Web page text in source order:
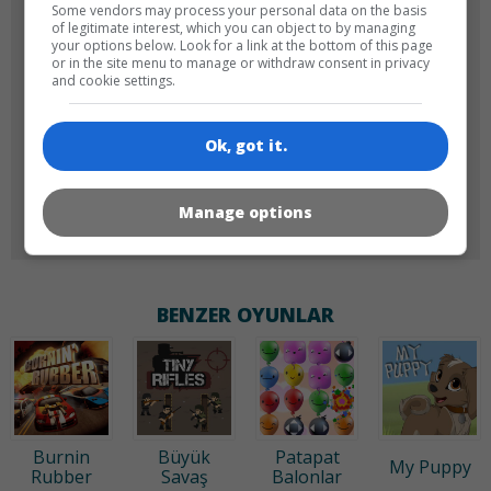
180x180 120x120
60x60
BENZER OYUNLAR
Burnin
Rubber
Büyük
Savaş
Patapat
Balonlar
My Puppy
Some vendors may process your personal data on the basis
of legitimate interest, which you can object to by managing
your options below. Look for a link at the bottom of this page
or in the site menu to manage or withdraw consent in privacy
and cookie settings.
Ok, got it.
Manage options